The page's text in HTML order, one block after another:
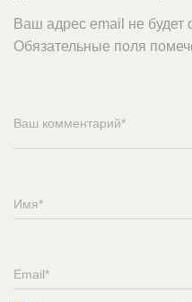
Ваш адрес email не будет
Обязательные поля